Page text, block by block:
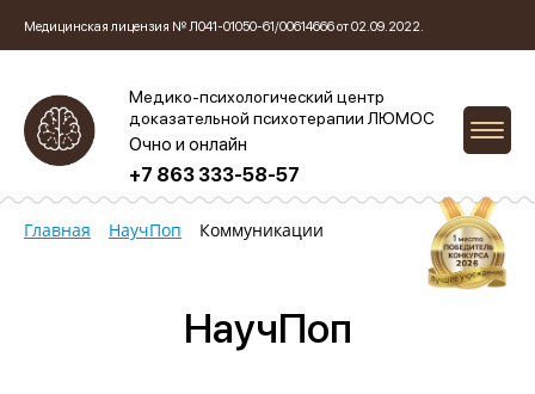
Медицинская лицензия № Л041-01050-61/00614666 от 02.09.2022.
Медико-психологический центр
доказательной психотерапии ЛЮМОС
Очно и онлайн
+7 863 333-58-57
Главная НаучПоп Коммуникации
НаучПоп